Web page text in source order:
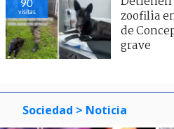
90
visitas
zoofilia
de
grave
Sociedad > Noticia